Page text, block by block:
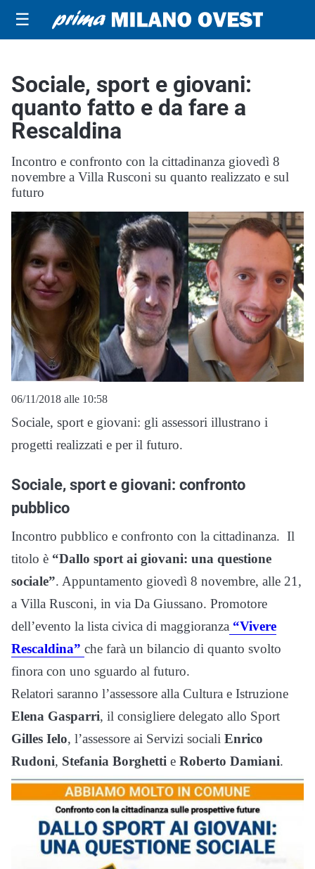
☰
Sociale, sport e giovani:
quanto fatto e da fare a
Rescaldina
Incontro e confronto con la cittadinanza giovedì 8
novembre a Villa Rusconi su quanto realizzato e sul
futuro
06/11/2018 alle 10:58
Sociale, sport e giovani: gli assessori illustrano i
progetti realizzati e per il futuro.
Sociale, sport e giovani: confronto
pubblico
Incontro pubblico e confronto con la cittadinanza. Il
titolo è “Dallo sport ai giovani: una questione
sociale”. Appuntamento giovedì 8 novembre, alle 21,
a Villa Rusconi, in via Da Giussano. Promotore
dell’evento la lista civica di maggioranza “Vivere
Rescaldina” che farà un bilancio di quanto svolto
finora con uno sguardo al futuro.
Relatori saranno l’assessore alla Cultura e Istruzione
Elena Gasparri, il consigliere delegato allo Sport
Gilles Ielo, l’assessore ai Servizi sociali Enrico
Rudoni, Stefania Borghetti e Roberto Damiani.